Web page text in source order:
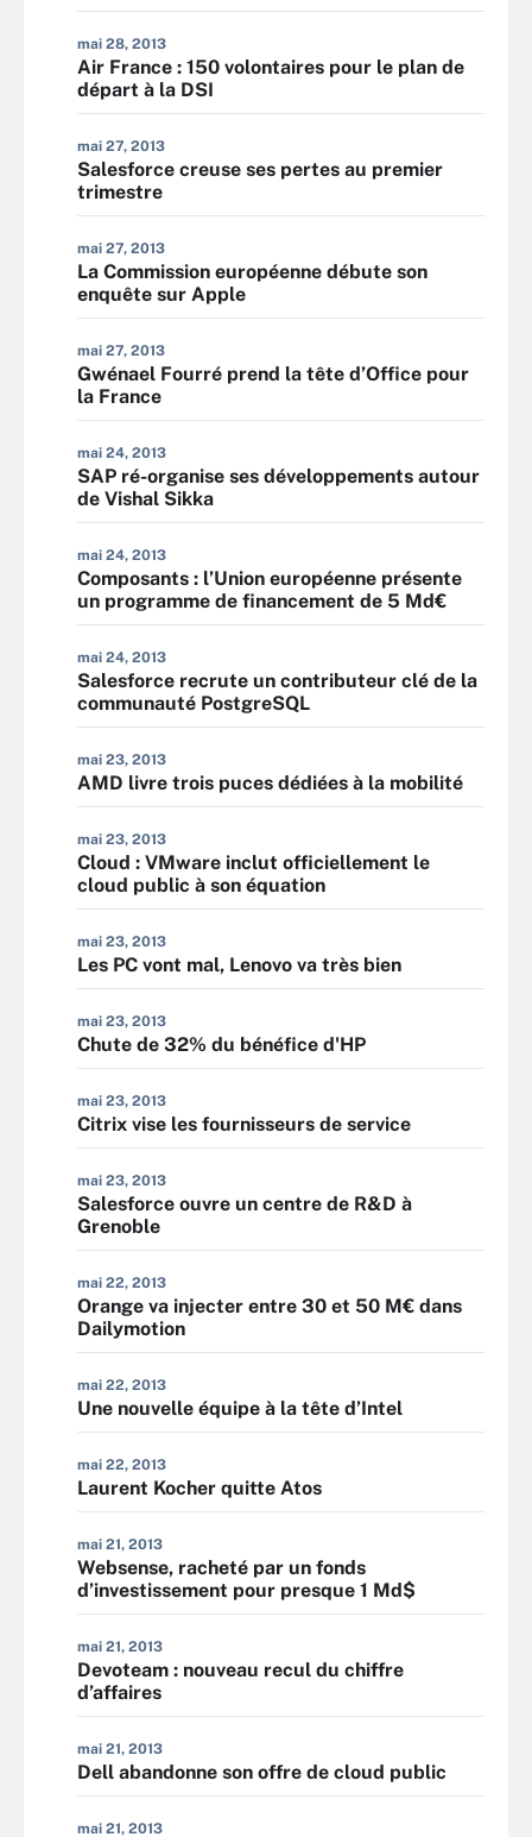
mai 28, 2013
Air France : 150 volontaires pour le plan de
départ à la DSI
mai 27, 2013
Salesforce creuse ses pertes au premier
trimestre
mai 27, 2013
La Commission européenne débute son
enquête sur Apple
mai 27, 2013
Gwénael Fourré prend la tête d’Office pour
la France
mai 24, 2013
SAP ré-organise ses développements autour
de Vishal Sikka
mai 24, 2013
Composants : l’Union européenne présente
un programme de financement de 5 Md€
mai 24, 2013
Salesforce recrute un contributeur clé de la
communauté PostgreSQL
mai 23, 2013
AMD livre trois puces dédiées à la mobilité
mai 23, 2013
Cloud : VMware inclut officiellement le
cloud public à son équation
mai 23, 2013
Les PC vont mal, Lenovo va très bien
mai 23, 2013
Chute de 32% du bénéfice d'HP
mai 23, 2013
Citrix vise les fournisseurs de service
mai 23, 2013
Salesforce ouvre un centre de R&D à
Grenoble
mai 22, 2013
Orange va injecter entre 30 et 50 M€ dans
Dailymotion
mai 22, 2013
Une nouvelle équipe à la tête d’Intel
mai 22, 2013
Laurent Kocher quitte Atos
mai 21, 2013
Websense, racheté par un fonds
d’investissement pour presque 1 Md$
mai 21, 2013
Devoteam : nouveau recul du chiffre
d’affaires
mai 21, 2013
Dell abandonne son offre de cloud public
mai 21, 2013